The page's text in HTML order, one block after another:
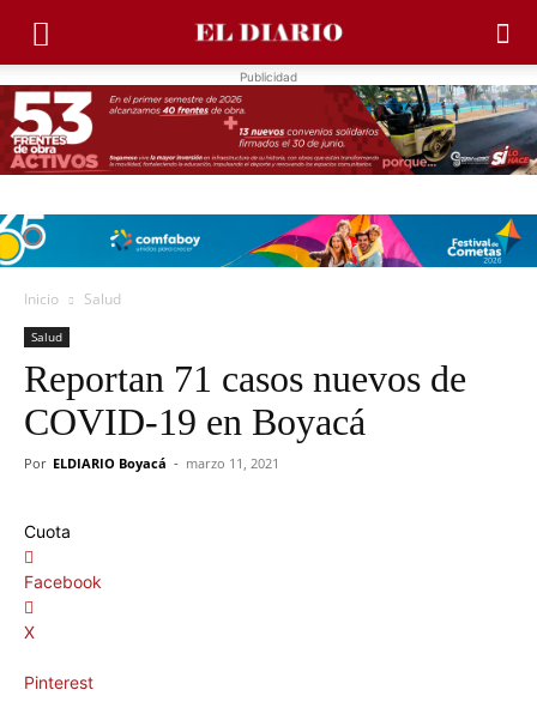
Publicidad
Inicio Salud
Salud
Reportan 71 casos nuevos de
COVID-19 en Boyacá
Por ELDIARIO Boyacá - marzo 11, 2021
Cuota
Facebook
X
Pinterest